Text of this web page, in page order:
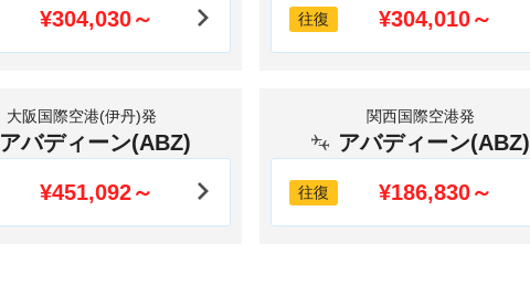
¥304,030～ 往復 ¥304,010～
大阪国際空港(伊丹)発
アバディーン(ABZ)
¥451,092～
関西国際空港発
アバディーン(ABZ)
往復 ¥186,830～